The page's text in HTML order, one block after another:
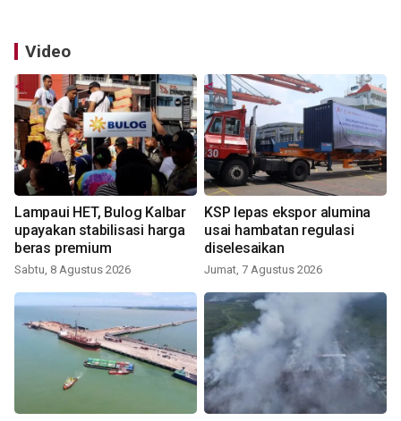
Video
Lampaui HET, Bulog Kalbar
upayakan stabilisasi harga
beras premium
Sabtu, 8 Agustus 2026
KSP lepas ekspor alumina
usai hambatan regulasi
diselesaikan
Jumat, 7 Agustus 2026